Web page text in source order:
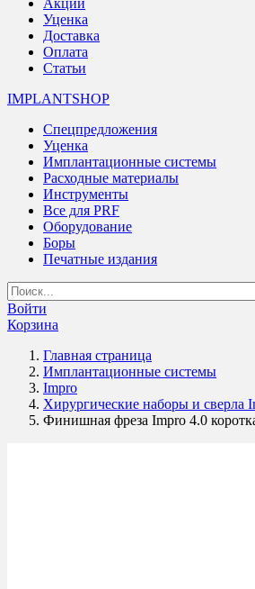
Акции
Уценка
Доставка
Оплата
Статьи
IMPLANTSHOP
Спецпредложения
Уценка
Имплантационные системы
Расходные материалы
Инструменты
Все для PRF
Оборудование
Боры
Печатные издания
Войти
Корзина
Главная страница
Имплантационные системы
Impro
Хирургические наборы и сверла
Финишная фреза Impro 4.0